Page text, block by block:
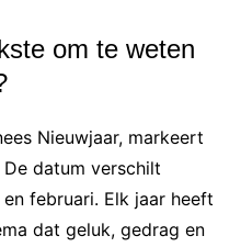
om te weten
Nieuwjaar, markeert
datum verschilt
februari. Elk jaar heeft
dat geluk, gedrag en